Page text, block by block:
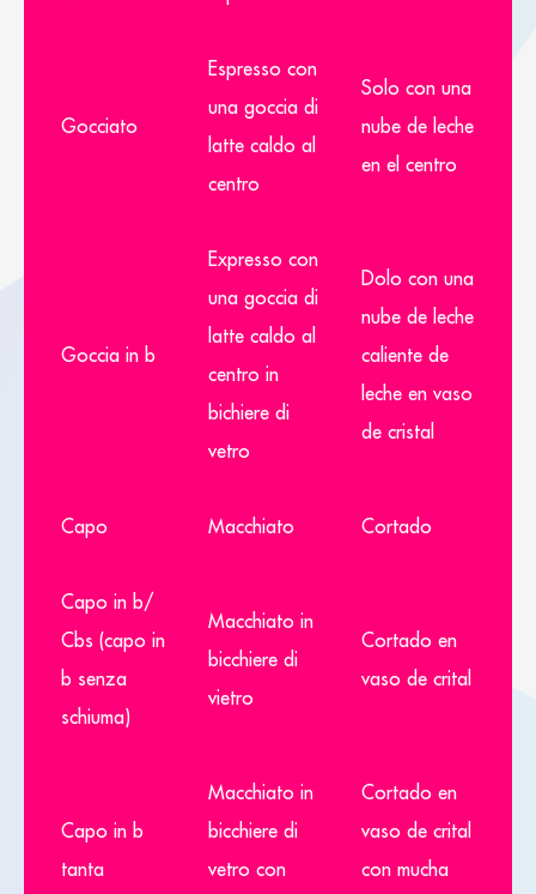
Gocciato
Espresso con
una goccia di
latte caldo al
centro
Solo con una
nube de leche
en el centro
Goccia in b
Expresso con
una goccia di
latte caldo al
centro in
bichiere di
vetro
Dolo con una
nube de leche
caliente de
leche en vaso
de cristal
Capo Macchiato Cortado
Capo in b/
Cbs (capo in
b senza
schiuma)
Macchiato in
bicchiere di
vietro
Cortado en
vaso de crital
Capo in b
tanta
Macchiato in
bicchiere di
vetro con
Cortado en
vaso de crital
con mucha